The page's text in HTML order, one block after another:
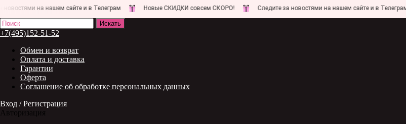
на нашем сайте и в Телеграм Новые СКИДКИ совсем СКОРО! Следите за новостями на нашем сайте и в Телеграм
+7(495)152-51-52
Обмен и возврат
Оплата и доставка
Гарантии
Оферта
Соглашение об обработке персональных данных
Вход / Регистрация
Авторизация